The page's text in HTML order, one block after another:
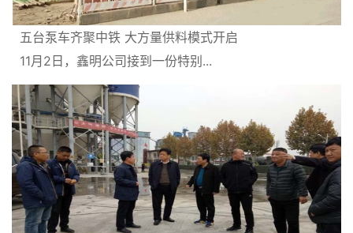
五台泵车齐聚中铁 大方量供料模式开启
11月2日，鑫明公司接到一份特别...